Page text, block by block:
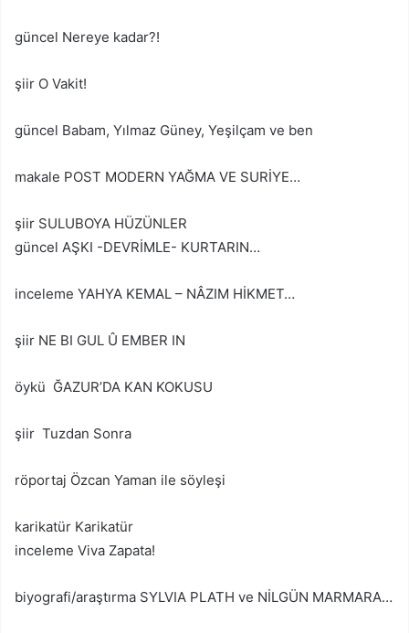
güncel Nereye kadar?!
şiir O Vakit!
güncel Babam, Yılmaz Güney, Yeşilçam ve ben
makale POST MODERN YAĞMA VE SURİYE…
şiir SULUBOYA HÜZÜNLER
güncel AŞKI -DEVRİMLE- KURTARIN…
inceleme YAHYA KEMAL – NÂZIM HİKMET…
şiir NE BI GUL Û EMBER IN
öykü ĞAZUR’DA KAN KOKUSU
şiir Tuzdan Sonra
röportaj Özcan Yaman ile söyleşi
karikatür Karikatür
inceleme Viva Zapata!
biyografi/araştırma SYLVIA PLATH ve NİLGÜN MARMARA…